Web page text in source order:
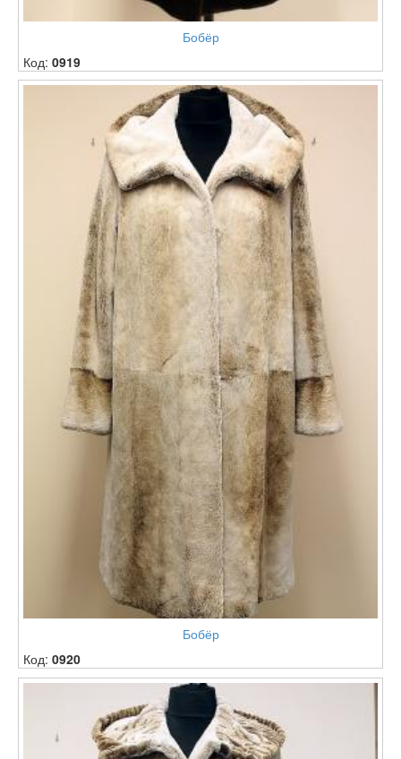
Бобёр
Код: 0919
Бобёр
Код: 0920